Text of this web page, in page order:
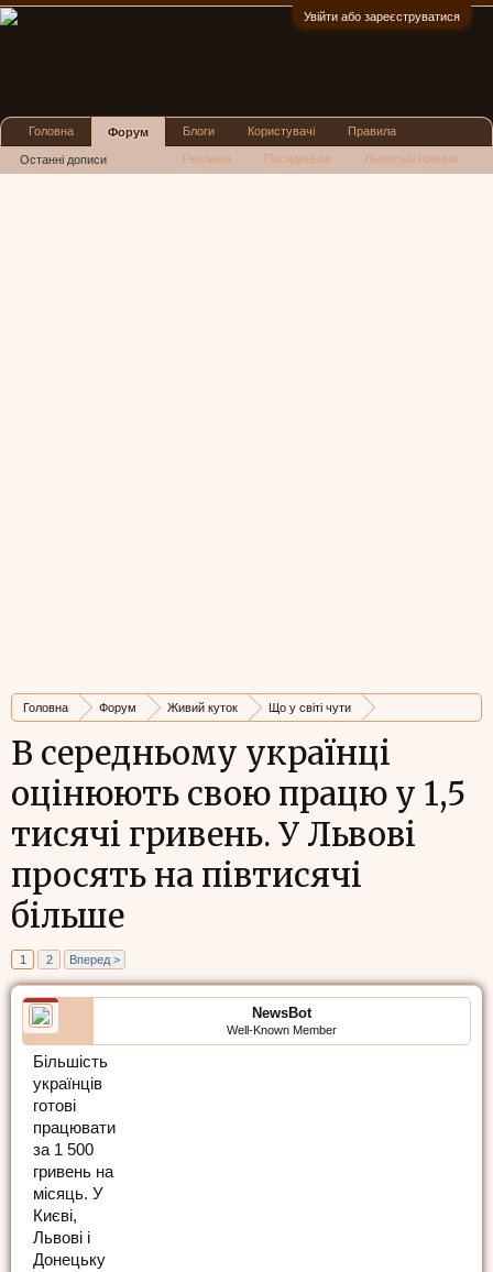
Увійти або зареєструватися
Головна Форум Живий куток
Що у світі чути
В середньому українці
оцінюють свою працю у 1,5
тисячі гривень. У Львові
просять на півтисячі
більше
1 2 Вперед >
NewsBot
Well-Known Member
Більшість
українців
готові
працювати
за 1 500
гривень на
місяць. У
Києві,
Львові і
Донецьку
Головна Форум
Останні дописи
Блоги Користувачі Правила
Реклама Посиденьки Львівські новини